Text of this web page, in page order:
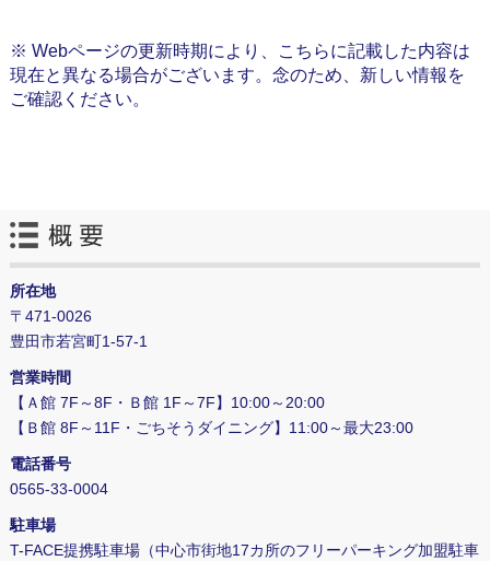
※ Webページの更新時期により、こちらに記載した内容は
現在と異なる場合がございます。念のため、新しい情報を
ご確認ください。
所在地
〒471-0026
豊田市若宮町1-57-1
営業時間
【Ａ館 7F～8F・Ｂ館 1F～7F】10:00～20:00
【Ｂ館 8F～11F・ごちそうダイニング】11:00～最大23:00
電話番号
0565-33-0004
駐車場
T-FACE提携駐車場（中心市街地17カ所のフリーパーキング加盟駐車